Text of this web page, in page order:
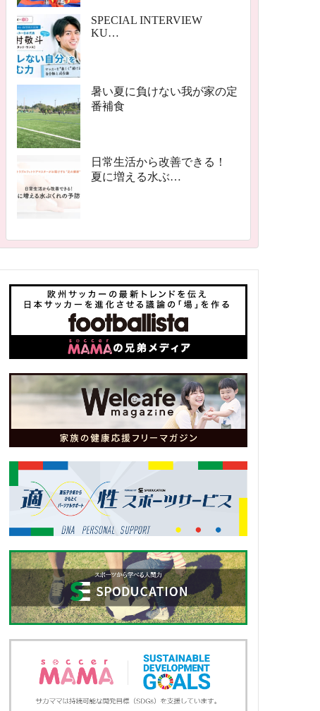
SPECIAL INTERVIEW
KU…
暑い夏に負けない我が家の定
番補食
日常生活から改善できる！
夏に増える水ぶ…